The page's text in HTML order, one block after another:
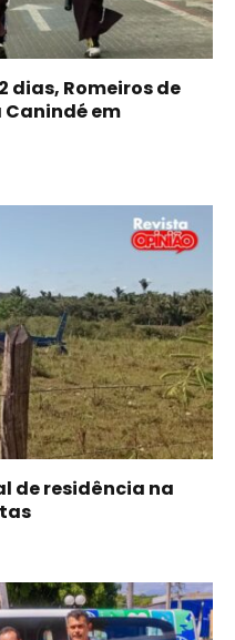
dias, Romeiros de
Canindé em
de residência na